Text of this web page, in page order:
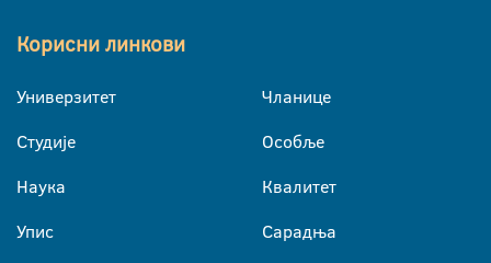
Корисни линкови
Универзитет
Студије
Наука
Упис
Чланице
Особље
Квалитет
Сарадња